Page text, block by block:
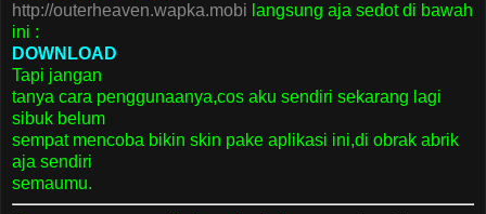
http://outerheaven.wapka.mobi langsung aja sedot di bawah
ini :
DOWNLOAD
Tapi jangan
tanya cara penggunaanya,cos aku sendiri sekarang lagi
sibuk belum
sempat mencoba bikin skin pake aplikasi ini,di obrak abrik
aja sendiri
semaumu.